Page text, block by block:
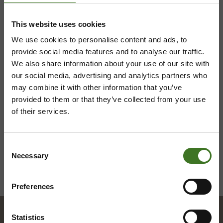
This website uses cookies
We use cookies to personalise content and ads, to
provide social media features and to analyse our traffic.
We also share information about your use of our site with
our social media, advertising and analytics partners who
may combine it with other information that you’ve
provided to them or that they’ve collected from your use
of their services.
Selection
Necessary
Preferences
Statistics
Avoinna ma 8 - 18, ti - pe 8 - 16
Saavutettavuusseloste Tietosuojaselosteita